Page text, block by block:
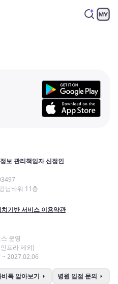
보 관리책임자 신정인
남타워 11층
치기반 서비스 이용약관
운영
프라 제외)
2027.02.06
비톡 알아보기 arrow_right 병원 입점 문의 arrow_right